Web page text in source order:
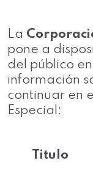
La
pone a
del público
información
continuar en
Especial:
Titulo